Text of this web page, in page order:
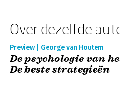
Over dezelfde
Preview | George van Houtem
De psychologie van
De beste strategieën